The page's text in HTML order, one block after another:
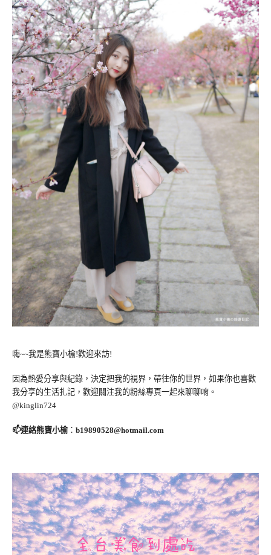
嗨~~我是熊寶小榆!歡迎來訪!
因為熱愛分享與紀錄，決定把我的視界，帶往你的世界，如果你也喜歡
我分享的生活扎記，歡迎關注我的粉絲專頁一起來聊聊唷。
@kinglin724
📫連絡熊寶小榆： b19890528@hotmail.com